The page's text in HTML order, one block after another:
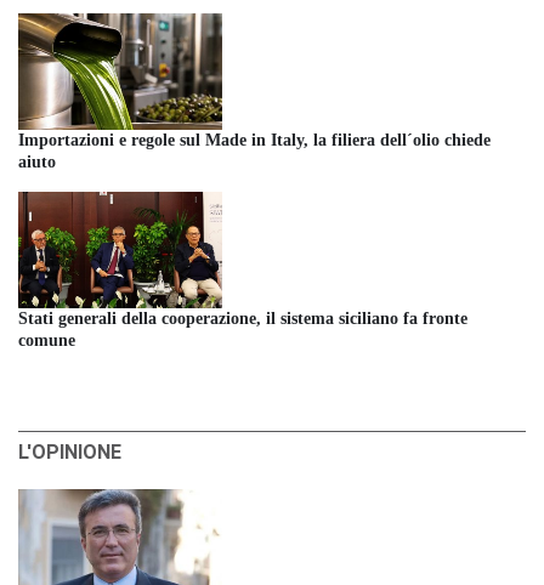
Importazioni e regole sul Made in Italy, la filiera dell´olio chiede
aiuto
Stati generali della cooperazione, il sistema siciliano fa fronte
comune
L'OPINIONE